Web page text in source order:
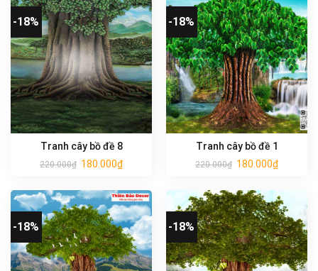
-18%
Tranh cây bồ đề 8
220.000₫ 180.000₫
-18%
Tranh cây bồ đề 1
220.000₫ 180.000₫
-18% -18%